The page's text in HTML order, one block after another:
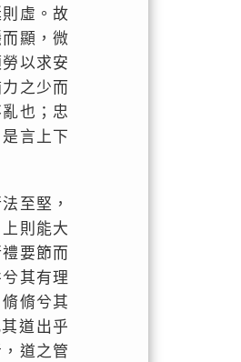
虛。故
顯，微
以求安
之少而
也；忠
言上下
至堅，
則能大
要節而
其有理
脩兮其
道出乎
道之管